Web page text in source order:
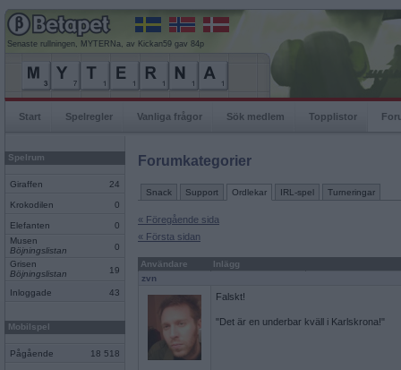
Senaste rullningen, MYTERNa, av Kickan59 gav 84p
Start Spelregler Vanliga frågor Sök medlem Topplistor
Spelrum
Giraffen 24
Krokodilen 0
Elefanten
0
Musen
Böjningslistan
0
Grisen
Böjningslistan
19
Inloggade 43
Mobilspel
Pågående 18 518
Forumkategorier
Snack Support Ordlekar IRL-spel Turneringar
« Föregående sida
« Första sidan
Användare
Inlägg
zvn
Falskt!
"Det är en underbar kväll i Karlskrona!"